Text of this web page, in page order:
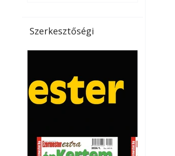
paradicsomot sokszor
gazdasági érettségben, azaz
Utóérik eközben, de nem lesz
olyan ízű, mint amit a saját
kertünkben, biológiai
tárolható h
Szerkesztőségi